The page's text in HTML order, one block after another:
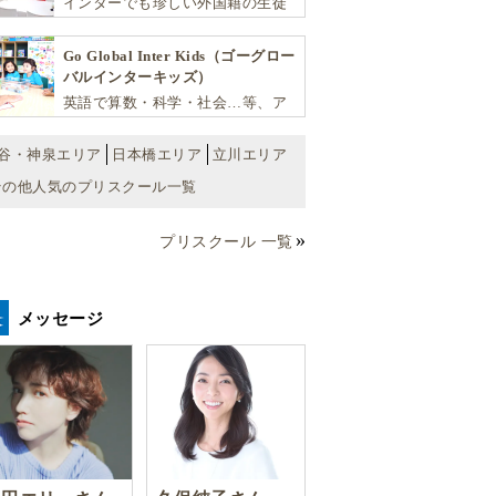
実のカリキュラムが魅力です
境が魅力の「町田インターナショ
ナルキッズスクール」。
Go Global Inter Kids（ゴーグロー
バルインターキッズ）
英語で算数・科学・社会…等、ア
的に伸ばし世界で活躍する子ども
達を育む少人数制のプリスクール
です。
・神泉エリア 日本橋エリア
立川エリア
の他人気のプリスクール一覧
プリスクール 一覧
メッセージ